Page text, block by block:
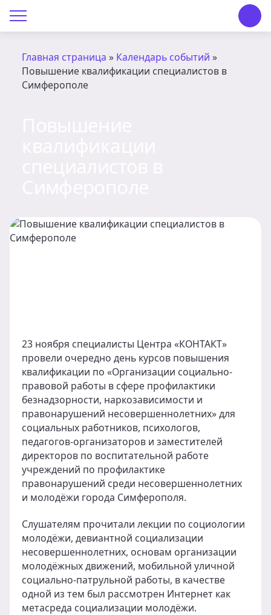
Главная страница » Календарь событий »
Повышение квалификации специалистов в
Симферополе
23 ноября специалисты Центра «КОНТАКТ»
провели очередно день курсов повышения
квалификации по «Организации социально-
правовой работы в сфере профилактики
безнадзорности, наркозависимости и
правонарушений несовершеннолетних» для
социальных работников, психологов,
педагогов-организаторов и заместителей
директоров по воспитательной работе
учреждений по профилактике
правонарушений среди несовершеннолетних
и молодёжи города Симферополя.
Слушателям прочитали лекции по социологии
молодёжи, девиантной социализации
несовершеннолетних, основам организации
молодёжных движений, мобильной уличной
социально-патрульной работы, в качестве
одной из тем был рассмотрен Интернет как
метасреда социализации молодёжи.
О Центре «КОНТАКТ»
Руководство
Вакансии